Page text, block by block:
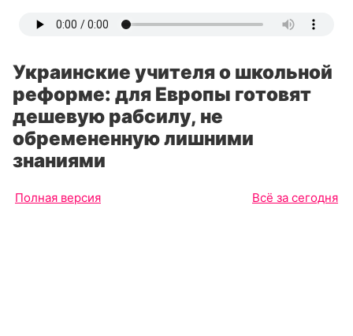
Украинские учителя о школьной
реформе: для Европы готовят
дешевую рабсилу, не
обремененную лишними
знаниями
Полная версия Всё за сегодня